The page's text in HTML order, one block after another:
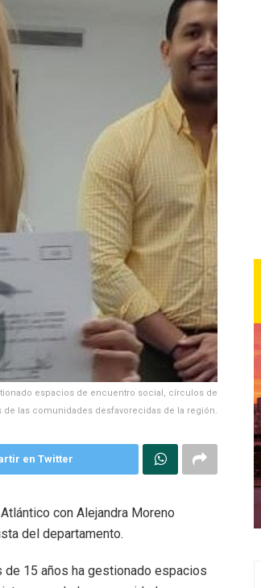
espacios de encuentro social, círculos de
las comunidades desfavorecidas de la región.
en Twitter
con Alejandra Moreno
del departamento.
15 años ha gestionado espacios